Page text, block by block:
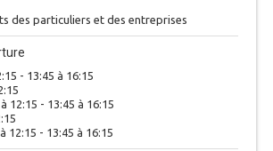
des particuliers et des entreprises
- 13:45 à 16:15
12:15 - 13:45 à 16:15
12:15 - 13:45 à 16:15